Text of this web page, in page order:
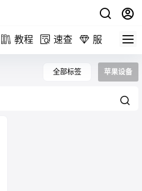
教程 速查 服务
全部标签 苹果设备